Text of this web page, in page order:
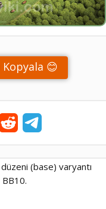
😊
(base) varyantı